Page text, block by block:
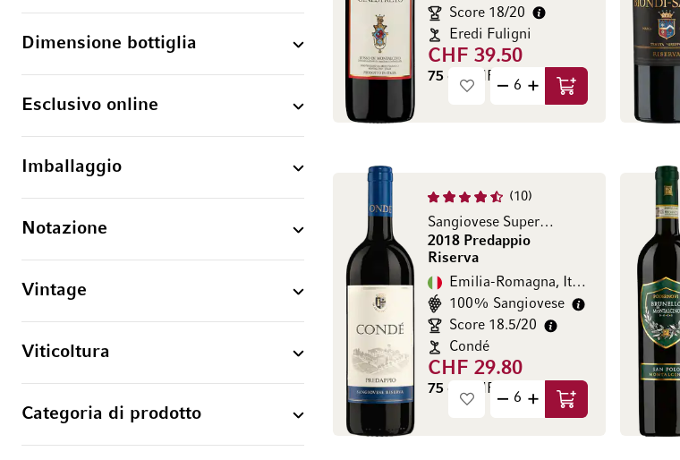
Dimensione bottiglia
Esclusivo online
Imballaggio
Notazione
Vintage
Viticoltura
Categoria di prodotto
Score 18/20
Eredi Fuligni
CHF 39.50
75 cl (CHF 52.67 / l)
Aggiungi al Carrello
10
Sangiovese Superiore Romagna DOC
2018 Predappio
Riserva
Emilia-Romagna, Italia
100% Sangiovese
Score 18.5/20
Condé
CHF 29.80
75 cl (CHF 39.73 / l)
Aggiungi al Carrello